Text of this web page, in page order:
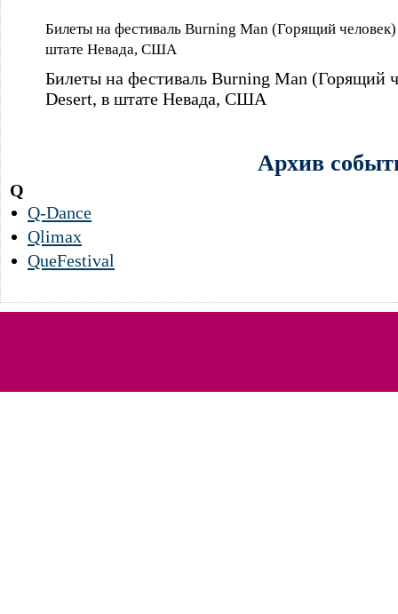
Билеты на фестиваль Burning Man (Горящий
штате Невада, США
Билеты на фестиваль Burning Man (Горящий
Desert, в штате Невада, США
Архив
Q
Q-Dance
Qlimax
QueFestival